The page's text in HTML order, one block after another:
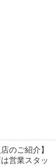
のご紹介】
営業スタッ